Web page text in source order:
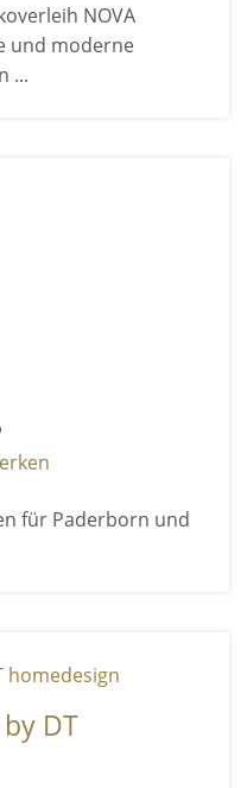
NOVA
und moderne
...
für Paderborn und
DT